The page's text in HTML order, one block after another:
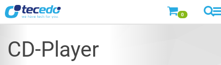
0
CD-Player